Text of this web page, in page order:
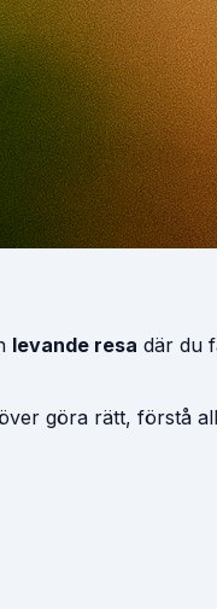
levande resa där du
göra rätt, förstå